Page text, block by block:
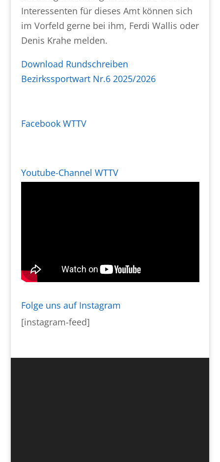
Interessenten für dieses Amt können sich
im Vorfeld gerne bei ihm, Ferdi Wallis oder
Denis Krahe melden.
Download Rundschreiben
Bezirkssportwart Nr.6 2025/2026
Facebook WTTV
Youtube-Channel WTTV
Folge uns auf Instagram
[instagram-feed]